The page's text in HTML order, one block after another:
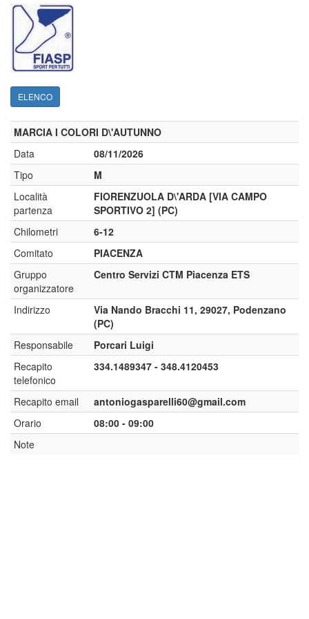
ELENCO
MARCIA I COLORI D\'AUTUNNO
Data
08/11/2026
Tipo
M
Località
partenza
FIORENZUOLA D\'ARDA [VIA CAMPO
SPORTIVO 2] (PC)
Chilometri
6-12
Comitato
PIACENZA
Gruppo
organizzatore
Centro Servizi CTM Piacenza ETS
Indirizzo
Via Nando Bracchi 11, 29027, Podenzano
(PC)
Responsabile
Porcari Luigi
Recapito
telefonico
334.1489347 - 348.4120453
Recapito email
antoniogasparelli60@gmail.com
Orario
08:00 - 09:00
Note